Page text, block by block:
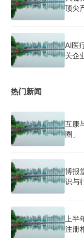
顶尖
AI医
关企
热门新闻
互康
圈」
博报
识与
上
注册